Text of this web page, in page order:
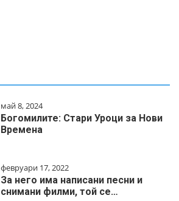
май 8, 2024
Богомилите: Стари Уроци за Нови
Времена
февруари 17, 2022
За него има написани песни и
снимани филми, той се…